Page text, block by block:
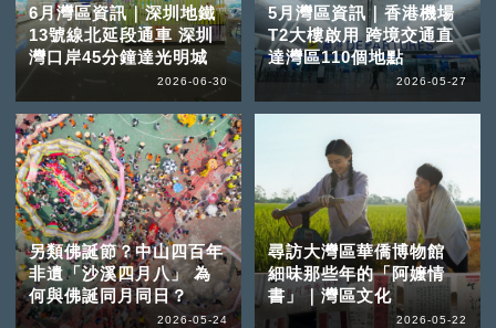
6月灣區資訊｜深圳地鐵
13號線北延段通車 深圳
灣口岸45分鐘達光明城
2026-06-30
5月灣區資訊｜香港機場
T2大樓啟用 跨境交通直
達灣區110個地點
2026-05-27
另類佛誕節？中山四百年
非遺「沙溪四月八」 為
何與佛誕同月同日？
2026-05-24
尋訪大灣區華僑博物館
細味那些年的「阿嬤情
書」｜灣區文化
2026-05-22